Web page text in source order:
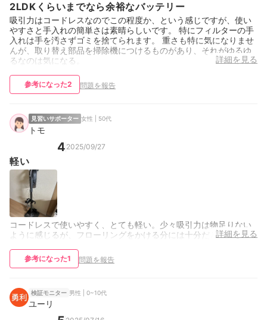
2LDKくらいまでなら余裕なバッテリー
吸引力はコードレスなのでこの程度か、という感じですが、使い
やすさと手入れの簡単さは素晴らしいです。 特にフィルターの手
入れは手を汚さずゴミを捨てられます。 重さも特に気になりませ
んが、取り替え部品を掃除機につけるものがあり、それがゆるゆ
るなのは気になる。
詳細を見る
参考になった2 問題を報告
見習いサポーター 女性 | 50代
トモ
4 2025/09/27
軽い
コードレスで使いやすく、とても軽い。少々吸引力は物足りない
ように感じるが、フローリングをかける分には十分だと思う。
詳細を見る
参考になった1 問題を報告
検証モニター 男性 | 0~10代
ユーリ